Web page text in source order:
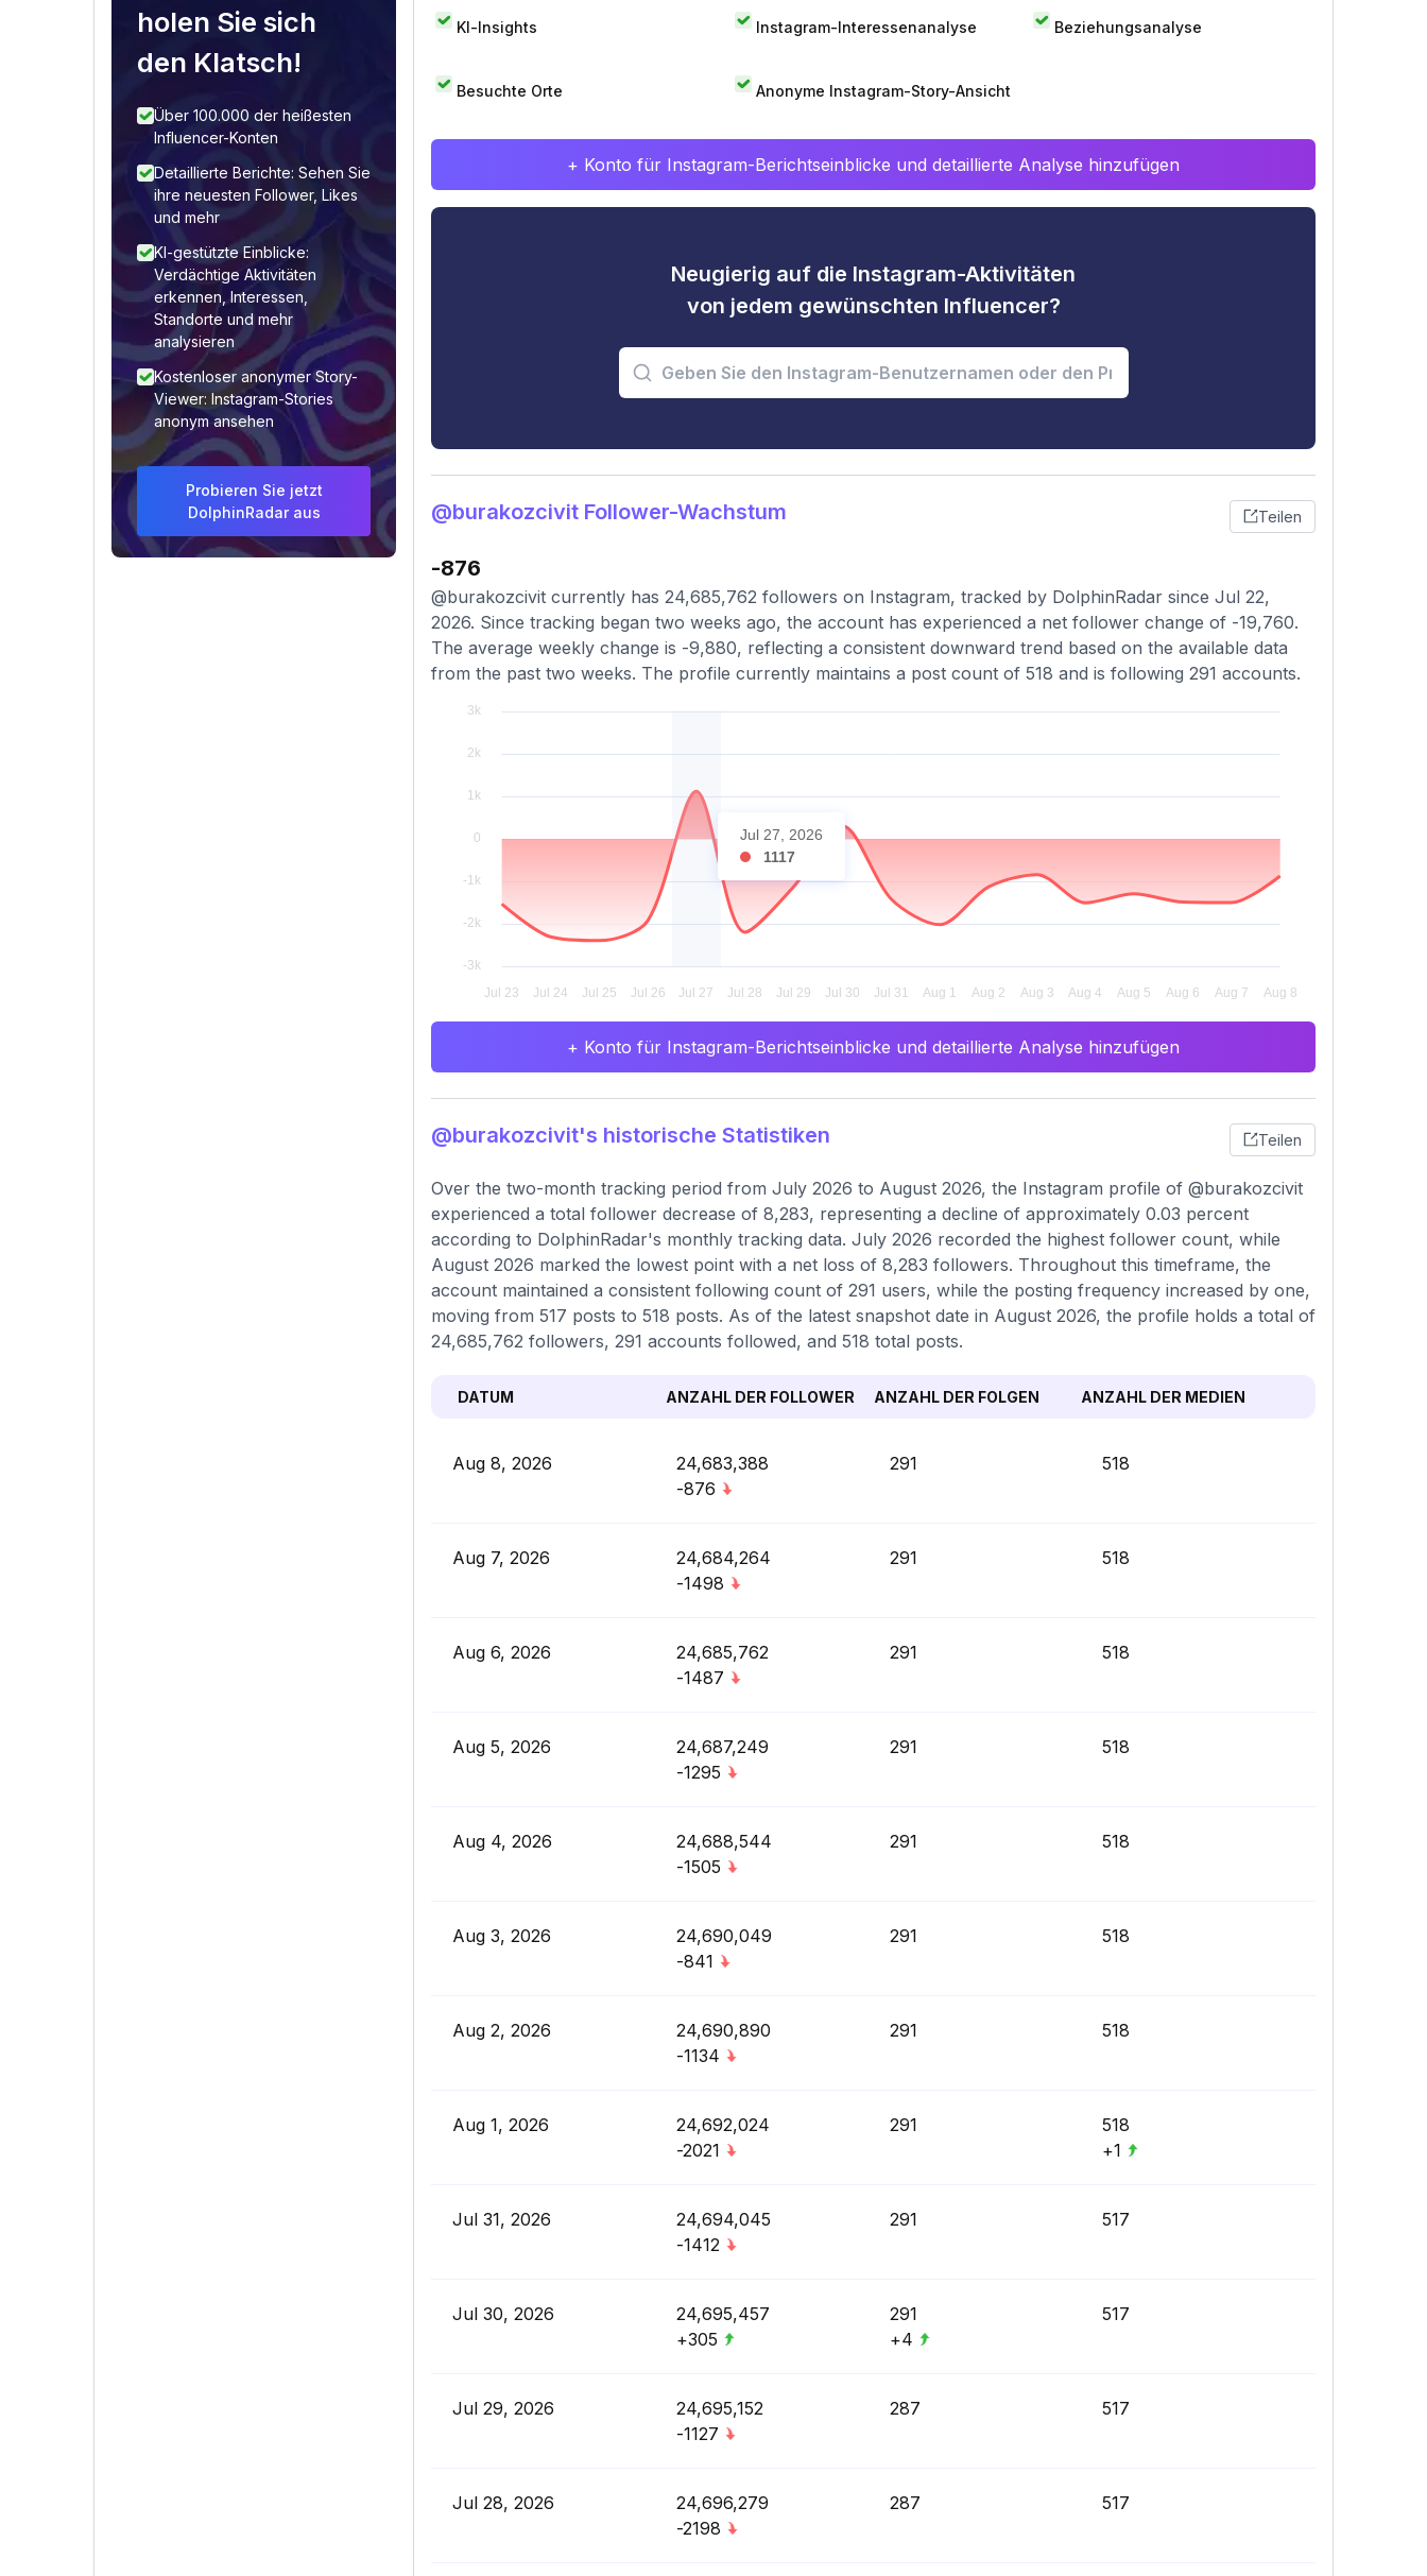
holen Sie sich
den Klatsch!
Über 100.000 der heißesten
Influencer-Konten
Detaillierte Berichte: Sehen Sie
ihre neuesten Follower, Likes
und mehr
KI-gestützte Einblicke:
Verdächtige Aktivitäten
erkennen, Interessen,
Standorte und mehr
analysieren
Kostenloser anonymer Story-
Viewer: Instagram-Stories
anonym ansehen
Probieren Sie jetzt
DolphinRadar aus
KI-Insights Instagram-Interessenanalyse Beziehungsanalyse
Besuchte Orte Anonyme Instagram-Story-Ansicht
+ Konto für Instagram-Berichtseinblicke und detaillierte Analyse hinzufügen
Neugierig auf die Instagram-Aktivitäten
von jedem gewünschten Influencer?
@burakozcivit Follower-Wachstum Teilen
-876
@burakozcivit currently has 24,685,762 followers on Instagram, tracked by DolphinRadar since Jul 22,
2026. Since tracking began two weeks ago, the account has experienced a net follower change of -19,760.
The average weekly change is -9,880, reflecting a consistent downward trend based on the available data
from the past two weeks. The profile currently maintains a post count of 518 and is following 291 accounts.
Jul 27, 2026
1117
+ Konto für Instagram-Berichtseinblicke und detaillierte Analyse hinzufügen
@burakozcivit's historische Statistiken Teilen
Over the two-month tracking period from July 2026 to August 2026, the Instagram profile of @burakozcivit
experienced a total follower decrease of 8,283, representing a decline of approximately 0.03 percent
according to DolphinRadar's monthly tracking data. July 2026 recorded the highest follower count, while
August 2026 marked the lowest point with a net loss of 8,283 followers. Throughout this timeframe, the
account maintained a consistent following count of 291 users, while the posting frequency increased by one,
moving from 517 posts to 518 posts. As of the latest snapshot date in August 2026, the profile holds a total of
24,685,762 followers, 291 accounts followed, and 518 total posts.
DATUM ANZAHL DER FOLLOWER ANZAHL DER FOLGEN ANZAHL DER MEDIEN
Aug 8, 2026
24,683,388
-876
291 518
Aug 7, 2026
24,684,264
-1498
291 518
Aug 6, 2026
24,685,762
-1487
291 518
Aug 5, 2026
24,687,249
-1295
291 518
Aug 4, 2026
24,688,544
-1505
291 518
Aug 3, 2026
24,690,049
-841
291 518
Aug 2, 2026
24,690,890
-1134
291 518
Aug 1, 2026
24,692,024
-2021
291
518
+1
Jul 31, 2026
24,694,045
-1412
291 517
Jul 30, 2026
24,695,457
+305
291
+4
517
Jul 29, 2026
24,695,152
-1127
287 517
Jul 28, 2026
24,696,279
-2198
287 517